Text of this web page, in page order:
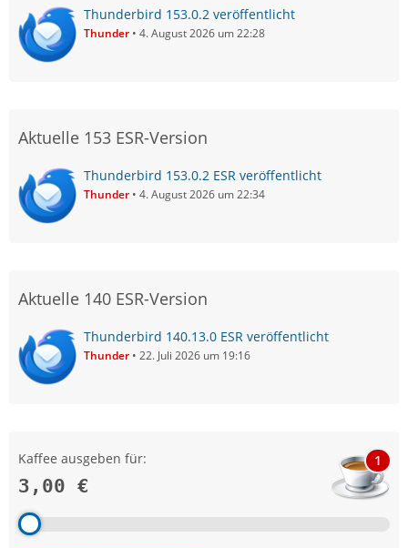
Thunderbird 153.0.2 veröffentlicht
Thunder 4. August 2026 um 22:28
Aktuelle 153 ESR-Version
Thunderbird 153.0.2 ESR veröffentlicht
Thunder 4. August 2026 um 22:34
Aktuelle 140 ESR-Version
Thunderbird 140.13.0 ESR veröffentlicht
Thunder 22. Juli 2026 um 19:16
Kaffee ausgeben für:
3,00 €
1